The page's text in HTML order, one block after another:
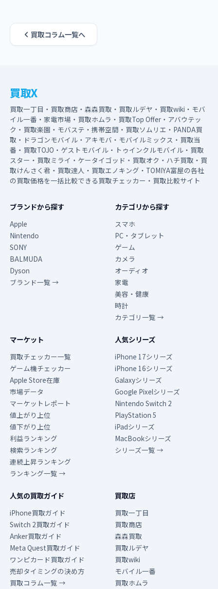
買取コラム一覧へ
買取X
買取一丁目・買取商店・森森買取・買取ルデヤ・買取wiki・モバ
イル一番・家電市場・買取ホムラ・買取Top Offer・アバウテッ
ク・買取楽園・モバステ・携帯空間・買取ソムリエ・PANDA買
取・ドラゴンモバイル・アキモバ・モバイルミックス・買取当
番・買取TOJO・ゲストモバイル・トゥインクルモバイル・買取
スター・買取ミライ・ケータイゴッド・買取オク・ハチ買取・買
取けんさく君・買取達人・買取エノキング・TOMIYA富屋の各社
の買取価格を一括比較できる買取チェッカー・買取比較サイト
ブランドから探す
Apple
Nintendo
SONY
BALMUDA
Dyson
ブランド一覧 →
カテゴリから探す
スマホ
PC・タブレット
ゲーム
カメラ
オーディオ
家電
美容・健康
時計
カテゴリ一覧 →
マーケット
買取チェッカー一覧
ゲーム機チェッカー
Apple Store在庫
市場データ
マーケットレポート
値上がり上位
値下がり上位
利益ランキング
検索ランキング
連続上昇ランキング
ランキング一覧 →
人気シリーズ
iPhone 17シリーズ
iPhone 16シリーズ
Galaxyシリーズ
Google Pixelシリーズ
Nintendo Switch 2
PlayStation 5
iPadシリーズ
MacBookシリーズ
シリーズ一覧 →
人気の買取ガイド
iPhone買取ガイド
Switch 2買取ガイド
Anker買取ガイド
Meta Quest買取ガイド
ワンピカード買取ガイド
売却タイミングの決め方
買取コラム一覧 →
買取店
買取一丁目
買取商店
森森買取
買取ルデヤ
買取wiki
モバイル一番
買取ホムラ